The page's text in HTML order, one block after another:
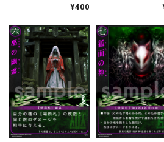
¥400